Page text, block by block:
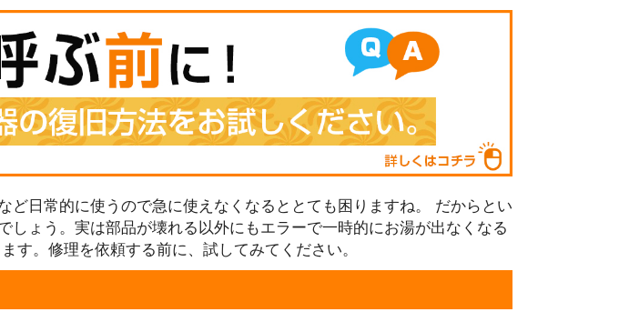
日常的に使うので急に使えなくなるととても困りますね。 だからとい
ょう。実は部品が壊れる以外にもエラーで一時的にお湯が出なくなる
す。修理を依頼する前に、試してみてください。